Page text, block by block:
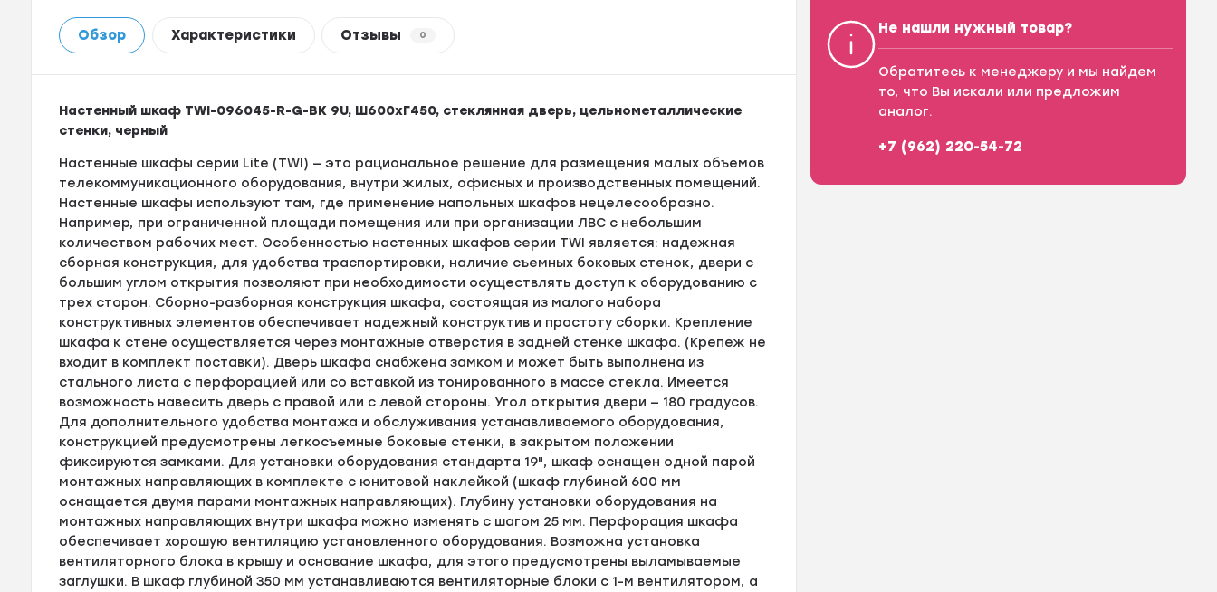
Обзор Характеристики Отзывы 0
Настенный шкаф TWI-096045-R-G-BK 9U, Ш600хГ450, стеклянная дверь, цельнометаллические
стенки, черный
Настенные шкафы серии Lite (TWI) — это рациональное решение для размещения малых объемов
телекоммуникационного оборудования, внутри жилых, офисных и производственных помещений.
Настенные шкафы используют там, где применение напольных шкафов нецелесообразно.
Например, при ограниченной площади помещения или при организации ЛВС с небольшим
количеством рабочих мест. Особенностью настенных шкафов серии TWI является: надежная
сборная конструкция, для удобства траспортировки, наличие съемных боковых стенок, двери с
большим углом открытия позволяют при необходимости осуществлять доступ к оборудованию с
трех сторон. Сборно-разборная конструкция шкафа, состоящая из малого набора
конструктивных элементов обеспечивает надежный конструктив и простоту сборки. Крепление
шкафа к стене осуществляется через монтажные отверстия в задней стенке шкафа. (Крепеж не
входит в комплект поставки). Дверь шкафа снабжена замком и может быть выполнена из
стального листа с перфорацией или со вставкой из тонированного в массе стекла. Имеется
возможность навесить дверь с правой или с левой стороны. Угол открытия двери — 180 градусов.
Для дополнительного удобства монтажа и обслуживания устанавливаемого оборудования,
конструкцией предусмотрены легкосъемные боковые стенки, в закрытом положении
фиксируются замками. Для установки оборудования стандарта 19", шкаф оснащен одной парой
монтажных направляющих в комплекте с юнитовой наклейкой (шкаф глубиной 600 мм
оснащается двумя парами монтажных направляющих). Глубину установки оборудования на
монтажных направляющих внутри шкафа можно изменять с шагом 25 мм. Перфорация шкафа
обеспечивает хорошую вентиляцию установленного оборудования. Возможна установка
вентиляторного блока в крышу и основание шкафа, для этого предусмотрены выламываемые
заглушки. В шкаф глубиной 350 мм устанавливаются вентиляторные блоки с 1-м вентилятором, а
Не нашли нужный товар?
Обратитесь к менеджеру и мы найдем
то, что Вы искали или предложим
аналог.
+7 (962) 220-54-72